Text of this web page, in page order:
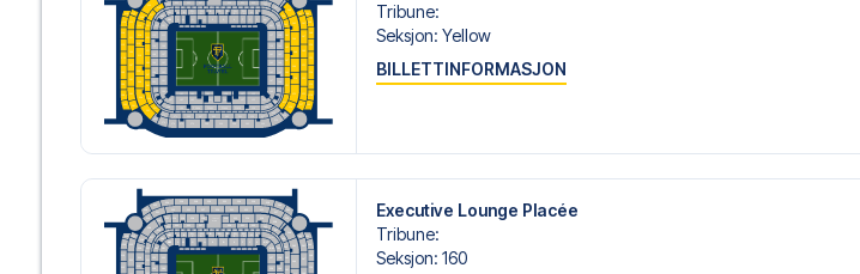
Tribune:
Seksjon: Yellow
BILLETTINFORMASJON
Executive Lounge Placée
Tribune:
Seksjon: 160